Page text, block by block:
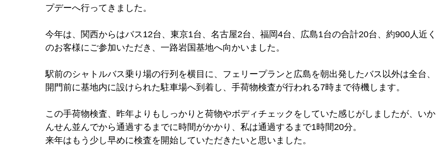
プデーへ行ってきました。
今年は、関西からはバス12台、東京1台、名古屋2台、福岡4台、広島1台の合計20台、約900人近く
のお客様にご参加いただき、一路岩国基地へ向かいました。
駅前のシャトルバス乗り場の行列を横目に、フェリープランと広島を朝出発したバス以外は全台、
開門前に基地内に設けられた駐車場へ到着し、手荷物検査が行われる7時まで待機します。
この手荷物検査、昨年よりもしっかりと荷物やボディチェックをしていた感じがしましたが、いか
んせん並んでから通過するまでに時間がかかり、私は通過するまで1時間20分。
来年はもう少し早めに検査を開始していただきたいと思いました。